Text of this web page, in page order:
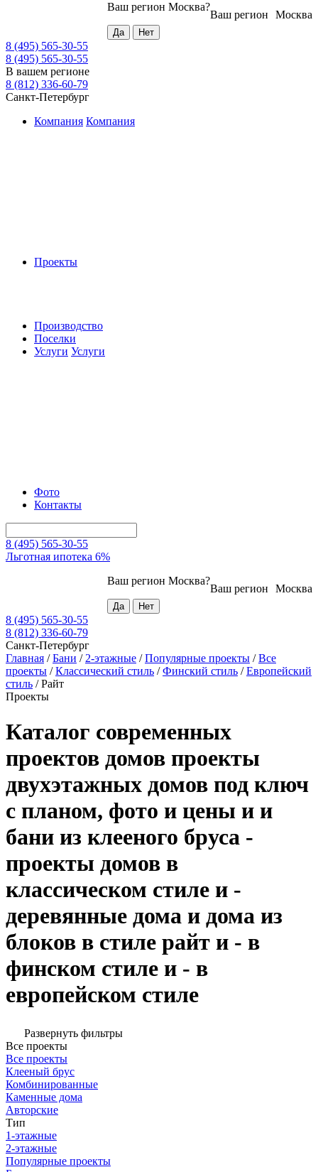
Москва
Ваш регион
Ваш регион Москва?
8 (495) 565-30-55
8 (495) 565-30-55
В вашем регионе
8 (812) 336-60-79
Санкт-Петербург
Компания Компания
Проекты
Производство
Поселки
Услуги Услуги
Фото
Контакты
8 (495) 565-30-55
Льготная ипотека 6%
Москва
Ваш регион
Ваш регион Москва?
8 (495) 565-30-55
8 (812) 336-60-79
Санкт-Петербург
Главная /Бани / 2-этажные /Популярные проекты /Все
проекты /Классический стиль /Финский стиль /Европейский
стиль /Райт
Проекты
Каталог современных
проектов домов проекты
двухэтажных домов под ключ
с планом, фото и цены и и
бани из клееного бруса -
проекты домов в
классическом стиле и -
деревянные дома и дома из
блоков в стиле райт и - в
финском стиле и - в
европейском стиле
Развернуть фильтры
Все проекты
Все проекты
Клееный брус
Комбинированные
Каменные дома
Авторские
Тип
1-этажные
2-этажные
Популярные проекты